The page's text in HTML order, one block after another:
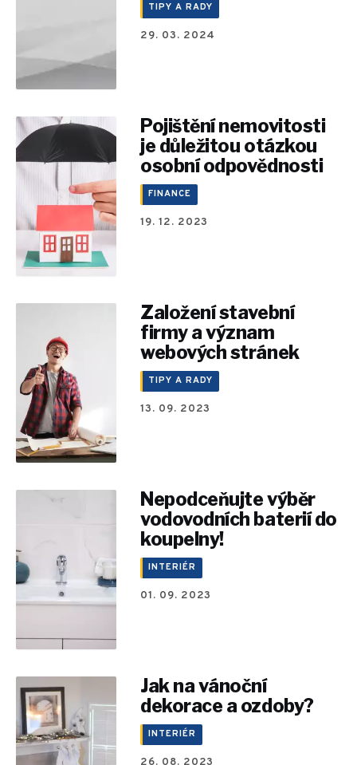
TIPY A RADY
29. 03. 2024
Pojištění nemovitosti
je důležitou otázkou
osobní odpovědnosti
FINANCE
19. 12. 2023
Založení stavební
firmy a význam
webových stránek
TIPY A RADY
13. 09. 2023
Nepodceňujte výběr
vodovodních baterií do
koupelny!
INTERIÉR
01. 09. 2023
Jak na vánoční
dekorace a ozdoby?
INTERIÉR
26. 08. 2023